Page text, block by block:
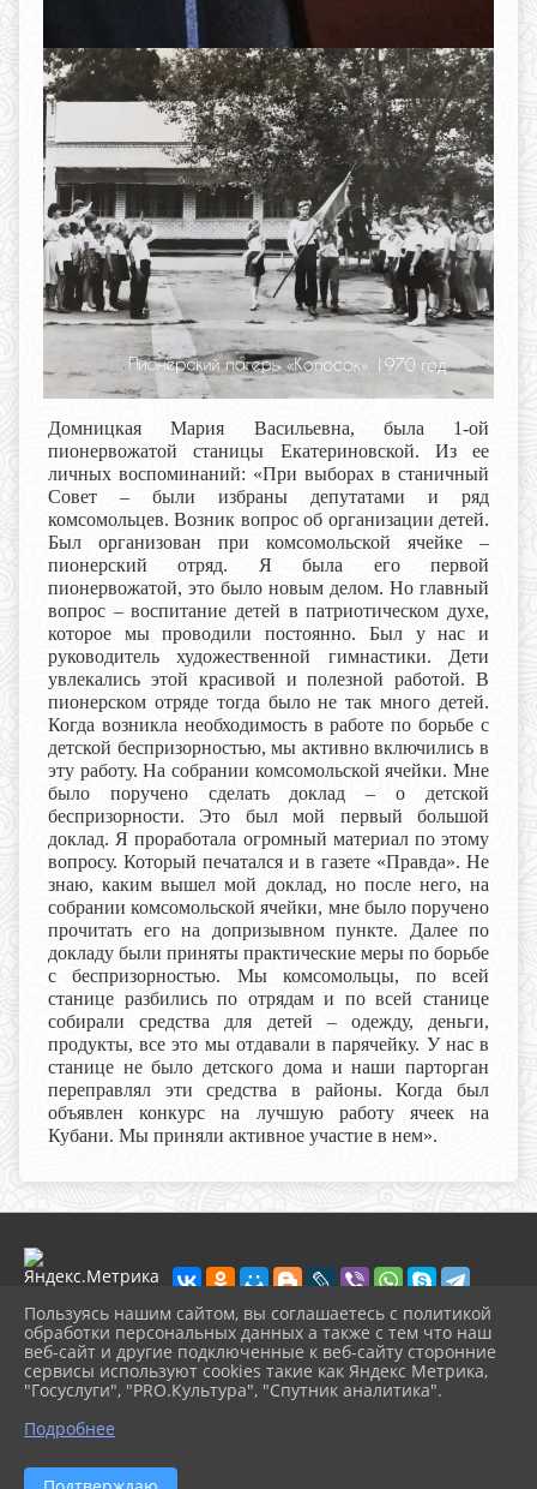
Домницкая Мария Васильевна, была 1-ой
пионервожатой станицы Екатериновской. Из ее
личных воспоминаний: «При выборах в станичный
Совет – были избраны депутатами и ряд
комсомольцев. Возник вопрос об организации детей.
Был организован при комсомольской ячейке –
пионерский отряд. Я была его первой
пионервожатой, это было новым делом. Но главный
вопрос – воспитание детей в патриотическом духе,
которое мы проводили постоянно. Был у нас и
руководитель художественной гимнастики. Дети
увлекались этой красивой и полезной работой. В
пионерском отряде тогда было не так много детей.
Когда возникла необходимость в работе по борьбе с
детской беспризорностью, мы активно включились в
эту работу. На собрании комсомольской ячейки. Мне
было поручено сделать доклад – о детской
беспризорности. Это был мой первый большой
доклад. Я проработала огромный материал по этому
вопросу. Который печатался и в газете «Правда». Не
знаю, каким вышел мой доклад, но после него, на
собрании комсомольской ячейки, мне было поручено
прочитать его на допризывном пункте. Далее по
докладу были приняты практические меры по борьбе
с беспризорностью. Мы комсомольцы, по всей
станице разбились по отрядам и по всей станице
собирали средства для детей – одежду, деньги,
продукты, все это мы отдавали в парячейку. У нас в
станице не было детского дома и наши парторган
переправлял эти средства в районы. Когда был
объявлен конкурс на лучшую работу ячеек на
Кубани. Мы приняли активное участие в нем».
2026 г. muzeikim.ru
Вход
Карта сайта
Политика обработки персональных данных
Сделано на KubCMS
Пользуясь нашим сайтом, вы соглашаетесь с политикой
обработки персональных данных а также с тем что наш
веб-сайт и другие подключенные к веб-сайту сторонние
сервисы используют cookies такие как Яндекс Метрика,
"Госуслуги", "PRO.Культура", "Спутник аналитика".
Подробнее